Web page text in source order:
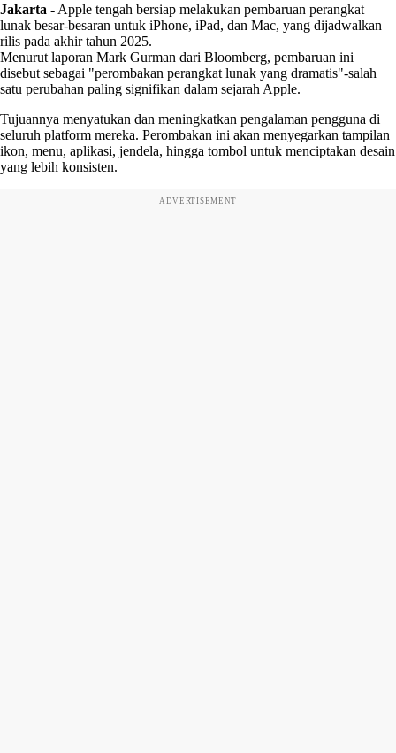
Jakarta - Apple tengah bersiap melakukan pembaruan perangkat
lunak besar-besaran untuk iPhone, iPad, dan Mac, yang dijadwalkan
rilis pada akhir tahun 2025.
Menurut laporan Mark Gurman dari Bloomberg, pembaruan ini
disebut sebagai "perombakan perangkat lunak yang dramatis"-salah
satu perubahan paling signifikan dalam sejarah Apple.
Tujuannya menyatukan dan meningkatkan pengalaman pengguna di
seluruh platform mereka. Perombakan ini akan menyegarkan tampilan
ikon, menu, aplikasi, jendela, hingga tombol untuk menciptakan desain
yang lebih konsisten.
ADVERTISEMENT